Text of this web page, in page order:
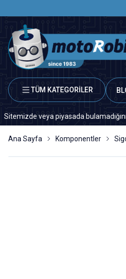
TÜM KATEGORİLER
veya piyasada bulamadığınız
Ana Sayfa Komponentler